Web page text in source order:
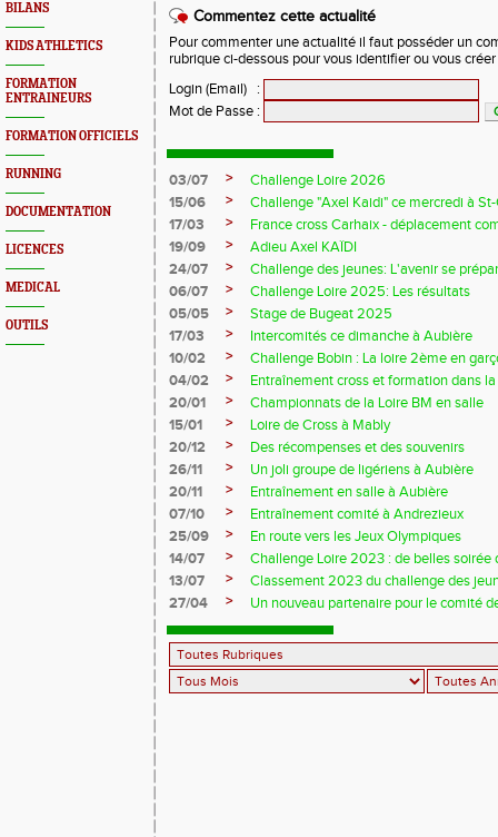
BILANS
KIDS ATHLETICS
FORMATION
ENTRAINEURS
FORMATION OFFICIELS
RUNNING
DOCUMENTATION
LICENCES
MEDICAL
OUTILS
Commentez cette actualité
Pour commenter une actualité il faut posséder un
rubrique ci-dessous pour vous identifier ou vous
Login (Email)
:
Mot de Passe :
03/07 >
Challenge Loire 2026
15/06
>
Challenge "Axel Kaidi" ce mercredi à
17/03
>
France cross Carhaix - déplacement
19/09
>
Adieu Axel KAÏDI
24/07
>
Challenge des jeunes: L'avenir se
06/07
>
Challenge Loire 2025: Les résultats
05/05
>
Stage de Bugeat 2025
17/03
>
Intercomités ce dimanche à Aubière
10/02
>
Challenge Bobin : La loire 2ème en
04/02
>
Entraînement cross et formation dans
20/01
>
Championnats de la Loire BM en salle
15/01
>
Loire de Cross à Mably
20/12
>
Des récompenses et des souvenirs
26/11
>
Un joli groupe de ligériens à Aubière
20/11
>
Entraînement en salle à Aubière
07/10
>
Entraînement comité à Andrezieux
25/09
>
En route vers les Jeux Olympiques
14/07
>
Challenge Loire 2023 : de belles soirée
13/07
>
Classement 2023 du challenge des
27/04
> Un nouveau partenaire pour le comité